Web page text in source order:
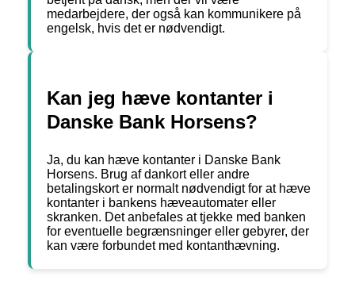
medarbejdere, der også kan kommunikere på
engelsk, hvis det er nødvendigt.
Kan jeg hæve kontanter i
Danske Bank Horsens?
Ja, du kan hæve kontanter i Danske Bank
Horsens. Brug af dankort eller andre
betalingskort er normalt nødvendigt for at hæve
kontanter i bankens hæveautomater eller
skranken. Det anbefales at tjekke med banken
for eventuelle begrænsninger eller gebyrer, der
kan være forbundet med kontanthævning.